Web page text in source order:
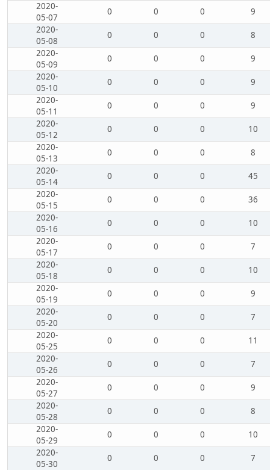
2020-
05-07
0 0 0
9
2020-
05-08
0 0 0
8
2020-
05-09
0 0 0
9
2020-
05-10
0 0 0
9
2020-
05-11
0 0 0
9
2020-
05-12
0 0 0
10
2020-
05-13
0 0 0
8
2020-
05-14
0 0 0
45
2020-
05-15
0 0 0
36
2020-
05-16
0 0 0
10
2020-
05-17
0 0 0
7
2020-
05-18
0 0 0
10
2020-
05-19
0 0 0
9
2020-
05-20
0 0 0
7
2020-
05-25
0 0 0
11
2020-
05-26
0 0 0
7
2020-
05-27
0 0 0
9
2020-
05-28
0 0 0
8
2020-
05-29
0 0 0
10
2020-
05-30
0 0 0
7